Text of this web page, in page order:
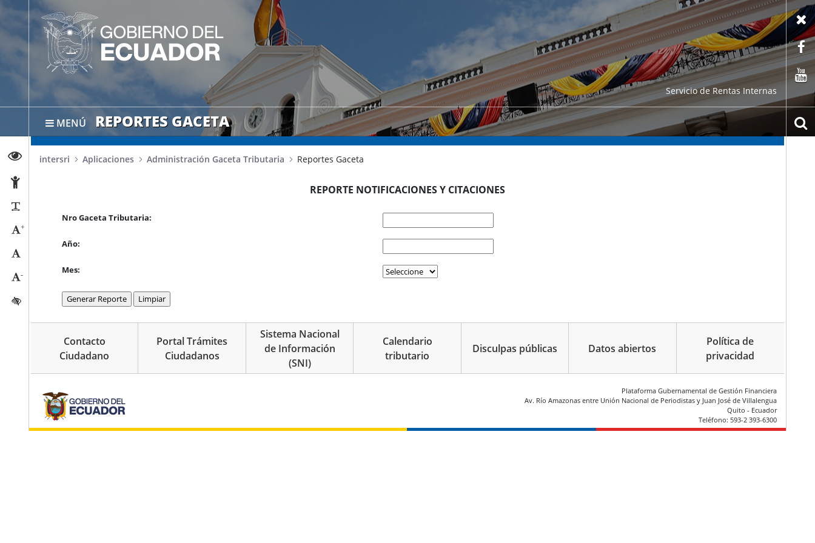
Servicio de Rentas Internas
MENÚ REPORTES GACETA
Abrir página de Transparencia
Abrir página de Accesibilidad
Reducir párrafos
+
-Reducir tamaño caracteres
Activar/quitar contraste
intersri Aplicaciones Administración Gaceta Tributaria Reportes Gaceta
REPORTE NOTIFICACIONES Y CITACIONES
Nro Gaceta Tributaria:
Año:
Mes:
Contacto
Ciudadano
Portal Trámites
Ciudadanos
Sistema Nacional
de Información
(SNI)
Calendario
tributario
Disculpas públicas Datos abiertos
Política de
privacidad
Plataforma Gubernamental de Gestión Financiera
Av. Río Amazonas entre Unión Nacional de Periodistas y Juan José de Villalengua
Quito - Ecuador
Teléfono: 593-2 393-6300